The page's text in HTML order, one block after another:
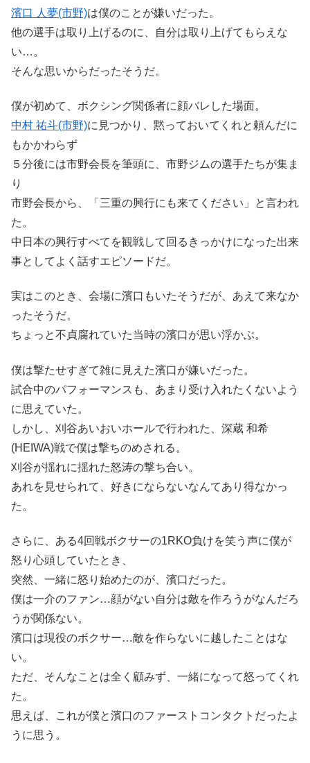
濱口 人夢(市野)は僕のことが嫌いだった。
他の選手は取り上げるのに、自分は取り上げてもらえな
い…。
そんな思いからだったそうだ。
僕が初めて、ボクシング関係者に顔バレした場面。
中村 祐斗(市野)に見つかり、黙っておいてくれと頼んだに
もかかわらず
５分後には市野会長を筆頭に、市野ジムの選手たちが集ま
り
市野会長から、「三重の興行にも来てください」と言われ
た。
中日本の興行すべてを観戦して回るきっかけになった出来
事としてよく話すエピソードだ。
実はこのとき、会場に濱口もいたそうだが、あえて来なか
ったそうだ。
ちょっと不貞腐れていた当時の濱口が思い浮かぶ。
僕は撃たせすぎて雑に見えた濱口が嫌いだった。
試合中のパフォーマンスも、あまり受け入れたくないよう
に思えていた。
しかし、刈谷あいおいホールで行われた、深蔵 和希
(HEIWA)戦で僕は撃ちのめされる。
刈谷が揺れに揺れた怒涛の撃ち合い。
あれを見せられて、好きにならないなんてあり得なかっ
た。
さらに、ある4回戦ボクサーの1RKO負けを笑う声に僕が
怒り心頭していたとき、
突然、一緒に怒り始めたのが、濱口だった。
僕は一介のファン…顔がない自分は敵を作ろうがなんだろ
うが関係ない。
濱口は現役のボクサー…敵を作らないに越したことはな
い。
ただ、そんなことは全く顧みず、一緒になって怒ってくれ
た。
思えば、これが僕と濱口のファーストコンタクトだったよ
うに思う。